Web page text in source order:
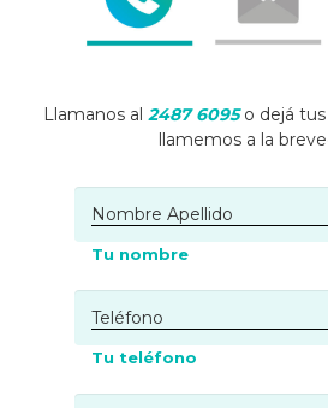
Llamanos al 2487 6095o dejá tus
llamemos a la
Tu nombre
Tu teléfono